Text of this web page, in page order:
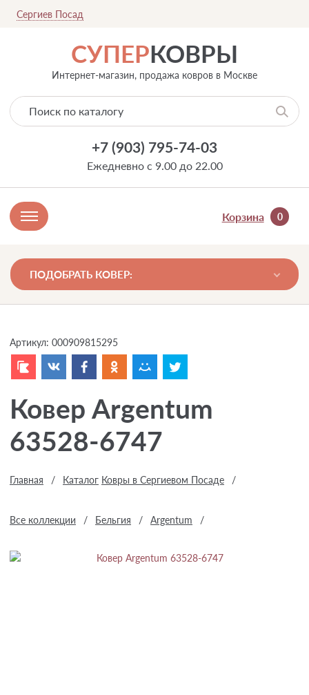
Сергиев Посад
СУПЕРКОВРЫ
Интернет-магазин, продажа ковров в Москве
+7 (903) 795-74-03
Ежедневно с 9.00 до 22.00
Корзина 0
ПОДОБРАТЬ КОВЕР:
Артикул: 000909815295
Ковер Argentum
63528-6747
Главная / Каталог Ковры в Сергиевом Посаде /
Все коллекции / Бельгия / Argentum /